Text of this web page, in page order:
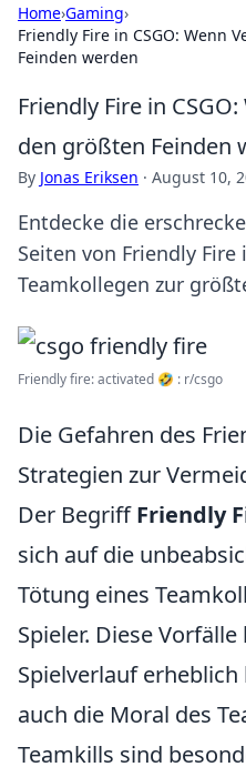
Home›Gaming›
Friendly Fire in CSGO: Wenn
Feinden werden
Friendly Fire in
den größten Feinden
By Jonas Eriksen · August 10,
Entdecke die
Seiten von Friendly Fire
Teamkollegen zur
Friendly fire: activated 🤣 : r/csgo
Die Gefahren des
Strategien zur
Der BegriffFriendly
sich auf die
Tötung eines
Spieler. Diese
Spielverlauf
auch die Moral des
Teamkills sind